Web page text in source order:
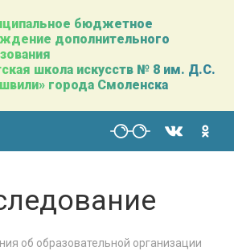
бюджетное
дополнительного
школа искусств № 8 им. Д.С.
города Смоленска
об образовательной организации